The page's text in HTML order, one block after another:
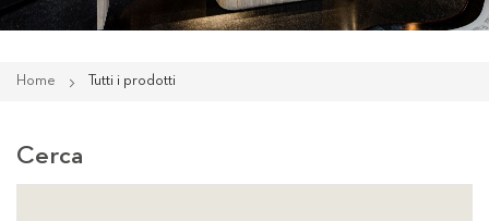
Home Tutti i prodotti
Cerca